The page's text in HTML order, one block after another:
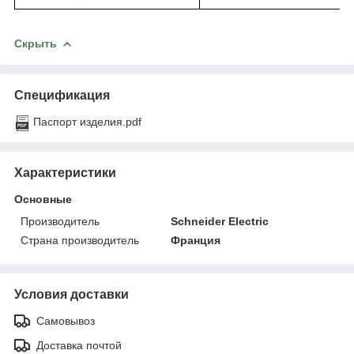
Скрыть
Спецификация
Паспорт изделия.pdf
Характеристики
Основные
Производитель
Schneider Electric
Страна производитель
Франция
Условия доставки
Самовывоз
Доставка почтой